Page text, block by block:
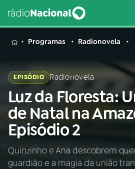
MENU
Buscar
na
Rádio
Nacional
Buscar
AO VIVO
Programas Radionovela
EPISÓDIO Radionovela
Luz da Floresta:
de Natal na
Episódio 2
Quinzinho e Ana descobrem
guardião e a magia da união